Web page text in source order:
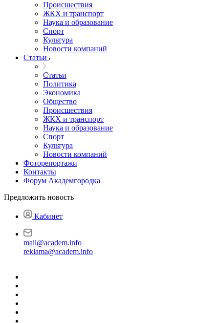
Происшествия
ЖКХ и транспорт
Наука и образование
Спорт
Культура
Новости компаний
Статьи
Статьи
Политика
Экономика
Общество
Происшествия
ЖКХ и транспорт
Наука и образование
Спорт
Культура
Новости компаний
Фоторепортажи
Контакты
Форум Академгородка
Предложить новость
Кабинет
mail@academ.info
reklama@academ.info